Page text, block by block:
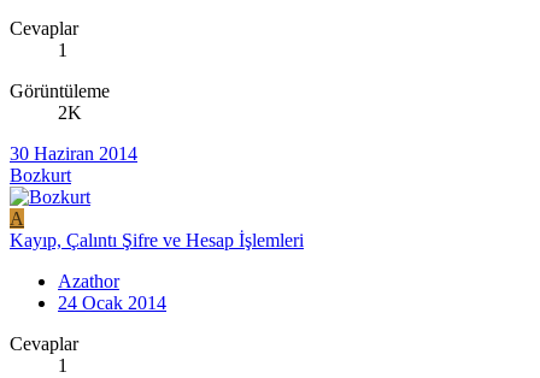
Cevaplar
1
Görüntüleme
2K
30 Haziran 2014
Bozkurt
A
Kayıp, Çalıntı Şifre ve Hesap İşlemleri
Azathor
24 Ocak 2014
Cevaplar
1